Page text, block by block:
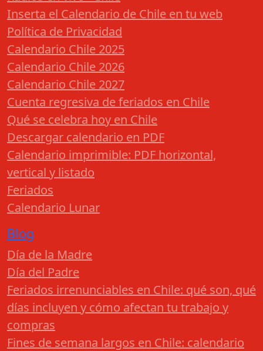
Inserta el Calendario de Chile en tu web
Política de Privacidad
Calendario Chile 2025
Calendario Chile 2026
Calendario Chile 2027
Cuenta regresiva de feriados en Chile
Qué se celebra hoy en Chile
Descargar calendario en PDF
Calendario imprimible: PDF horizontal,
vertical y listado
Feriados
Calendario Lunar
Blog
Día de la Madre
Día del Padre
Feriados irrenunciables en Chile: qué son, qué
días incluyen y cómo afectan tu trabajo y
compras
Fines de semana largos en Chile: calendario